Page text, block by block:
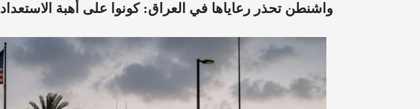
واشنطن تحذر رعاياها في العراق: كونوا على أهبة الاستعداد